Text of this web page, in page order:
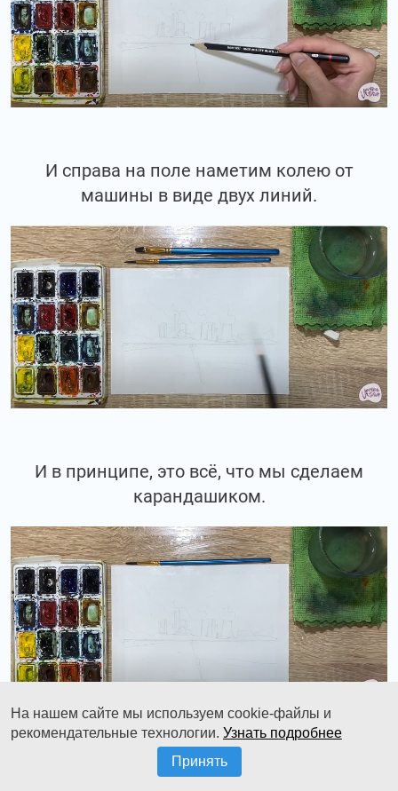
И справа на поле наметим колею от
машины в виде двух линий.
И в принципе, это всё, что мы сделаем
карандашиком.
Всё остальное будим дорабатывать
На нашем сайте мы используем cookie-файлы и
рекомендательные технологии. Узнать подробнее
Принять